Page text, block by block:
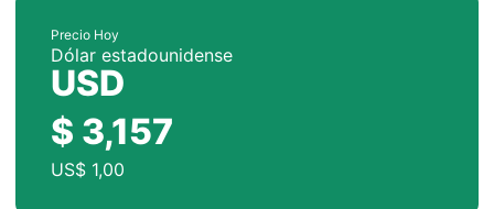
Precio Hoy
Dólar estadounidense
USD
$ 3,157
US$ 1,00